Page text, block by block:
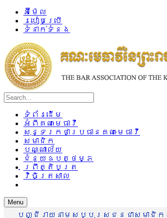
អ៊ីម៉ែល
របៀបប្រើ
ទំនាក់ទំនង
ទំព័រដើម
អំពីគណៈមេធាវី
សុន្ទរកថាប្រធានគណៈមេធាវី
សមាជិក
បណ្ណាល័យ
ជំនួយឧបត្ថម្ភ
ព្រឹត្តិបត្រ
វិចិត្រសាល
Menu
បញ្ជីរាយនាមសប្បុរសជនជាសមាជិកគ